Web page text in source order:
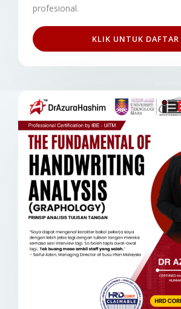
profesional.
KLIK UNTUK DAFTAR